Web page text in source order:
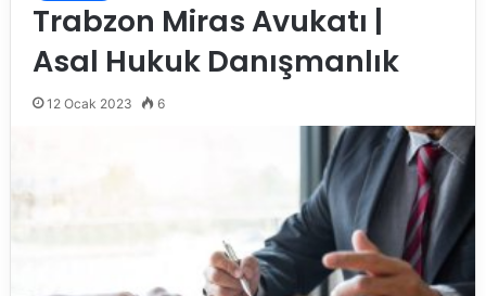
Trabzon Miras Avukatı |
Asal Hukuk Danışmanlık
12 Ocak 2023 6